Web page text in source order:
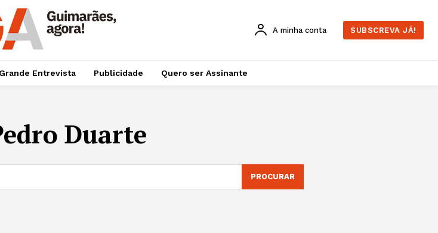
A minha conta SUBSCREVA JÁ!
Grande Entrevista Publicidade Quero ser Assinante
Duarte
PROCURAR